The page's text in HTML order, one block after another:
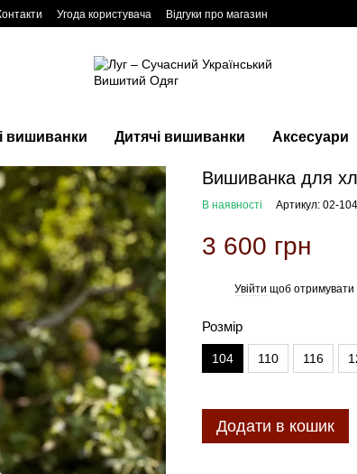
Угода користувача Відгуки про магазин
вишиванки Дитячі вишиванки Аксесуари
Вишиванка для
В наявності Артикул: 02-104
3 600 грн
Увійти щоб отримувати
Розмір
104 110 116
Додати в кошик